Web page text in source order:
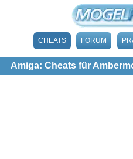
CHEATS FORUM
Amiga: Cheats für